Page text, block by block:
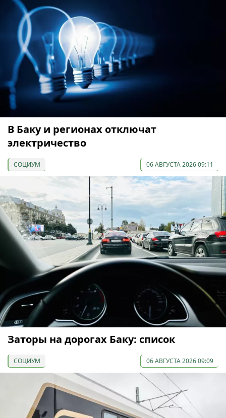
В Баку и регионах отключат
электричество
СОЦИУМ 06 АВГУСТА 2026 09:11
Заторы на дорогах Баку: список
СОЦИУМ 06 АВГУСТА 2026 09:09